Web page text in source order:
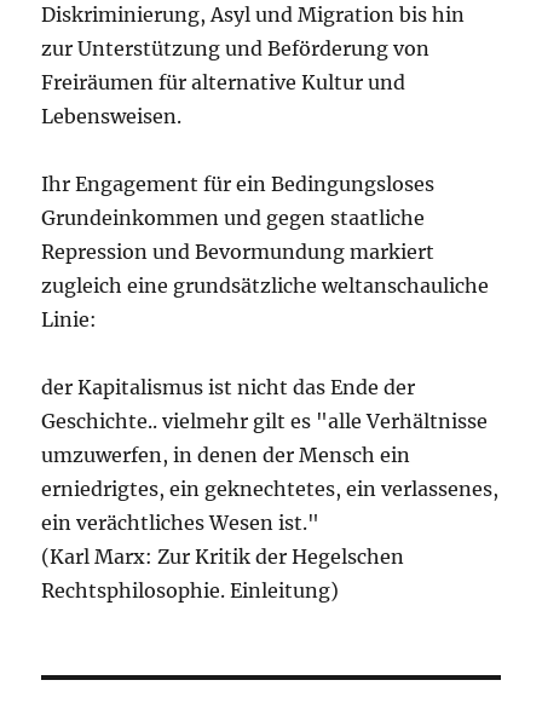
Diskriminierung, Asyl und Migration bis hin
zur Unterstützung und Beförderung von
Freiräumen für alternative Kultur und
Lebensweisen.
Ihr Engagement für ein Bedingungsloses
Grundeinkommen und gegen staatliche
Repression und Bevormundung markiert
zugleich eine grundsätzliche weltanschauliche
Linie:
der Kapitalismus ist nicht das Ende der
Geschichte.. vielmehr gilt es "alle Verhältnisse
umzuwerfen, in denen der Mensch ein
erniedrigtes, ein geknechtetes, ein verlassenes,
ein verächtliches Wesen ist."
(Karl Marx: Zur Kritik der Hegelschen
Rechtsphilosophie. Einleitung)